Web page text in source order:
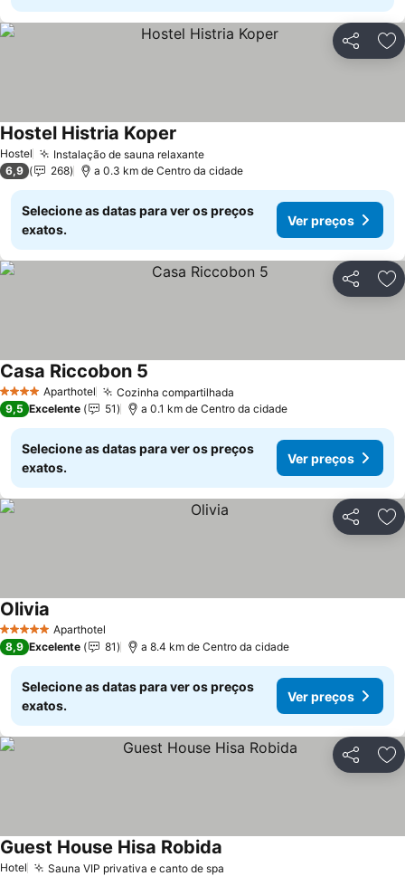
Partilhar
Hostel Instalação de sauna relaxante
Hostel Histria Koper
6,9 268 a 0.3 km de Centro da cidade
Selecione as datas para ver os preços
exatos.
Ver preços
Partilhar
4 EstrelasAparthotel Cozinha compartilhada
Casa Riccobon 5
9,5 Excelente 51 a 0.1 km de Centro da cidade
Selecione as datas para ver os preços
exatos.
Ver preços
Partilhar
5 Estrelas Aparthotel
Olivia
8,9 Excelente 81 a 8.4 km de Centro da cidade
Selecione as datas para ver os preços
exatos.
Ver preços
Partilhar
Hotel Sauna VIP privativa e canto de spa
Guest House Hisa Robida